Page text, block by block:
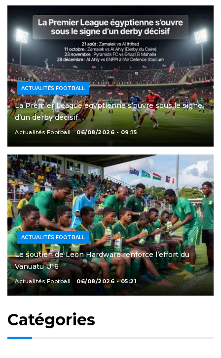
ACTUALITÉS FOOTBALL
La Premier League égyptienne s’ouvre sous le signe
d’un derby décisif
Actualités Football 06/08/2026 - 09:15
ACTUALITÉS FOOTBALL
Le soutien de Leon Hardware renforce l’effort du
Vanuatu U16
Actualités Football 06/08/2026 - 05:21
Catégories